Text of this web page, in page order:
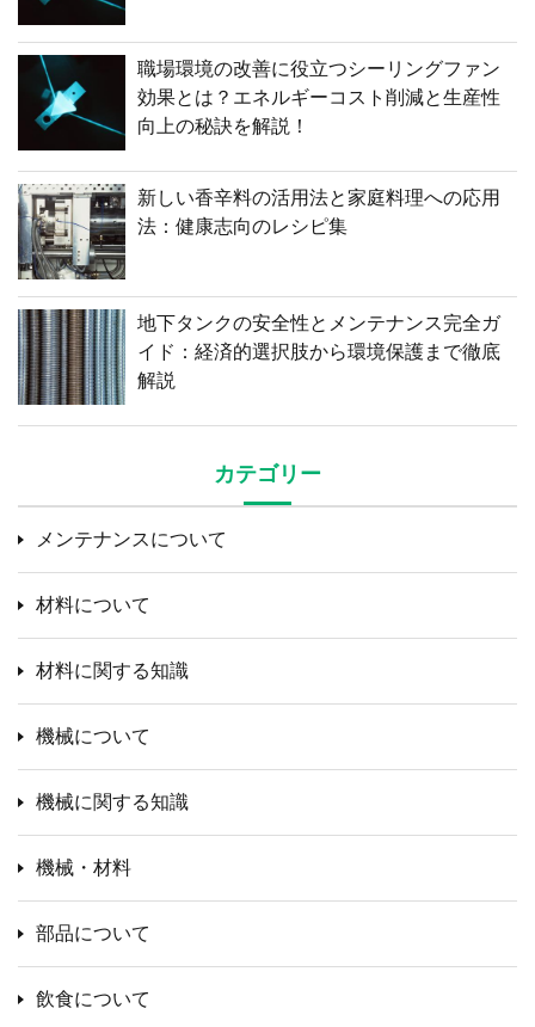
職場環境の改善に役立つシーリングファン
効果とは？エネルギーコスト削減と生産性
向上の秘訣を解説！
新しい香辛料の活用法と家庭料理への応用
法：健康志向のレシピ集
地下タンクの安全性とメンテナンス完全ガ
イド：経済的選択肢から環境保護まで徹底
解説
カテゴリー
メンテナンスについて
材料について
材料に関する知識
機械について
機械に関する知識
機械・材料
部品について
飲食について